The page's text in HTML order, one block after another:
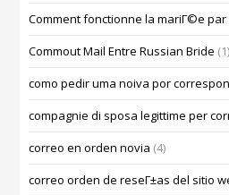
Comment fonctionne la mariГ©e
Commout Mail Entre Russian Bride (1)
como pedir uma noiva por
compagnie di sposa legittime per
correo en orden novia (4)
correo orden de reseГ±as del sitio